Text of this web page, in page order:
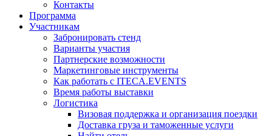
Контакты
Программа
Участникам
Забронировать стенд
Варианты участия
Партнерские возможности
Маркетинговые инструменты
Как работать с ITECA.EVENTS
Время работы выставки
Логистика
Визовая поддержка и организация поездки
Доставка груза и таможенные услуги